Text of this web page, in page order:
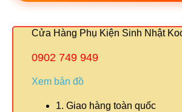
Cửa Hàng Phụ Kiện Sinh Nhật
0902 749 949
Xem bản đồ
1. Giao hàng toàn quốc